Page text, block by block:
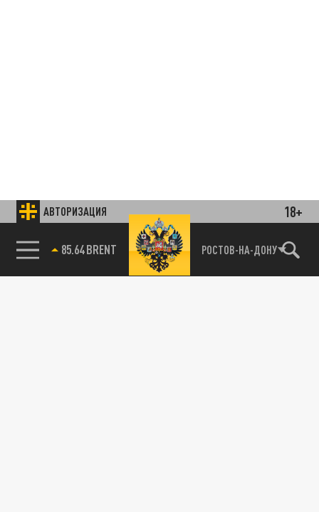
АВТОРИЗАЦИЯ 18+
85.64 BRENT РОСТОВ-НА-ДОНУ